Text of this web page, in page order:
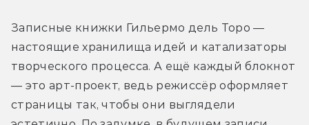
Записные книжки Гильермо дель Торо —
настоящие хранилища идей и катализаторы
творческого процесса. А ещё каждый блокнот
— это арт-проект, ведь режиссёр оформляет
страницы так, чтобы они выглядели